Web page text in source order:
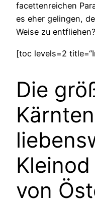
facettenreichen
es eher gelingen,
Weise zu entfliehen?
[toc levels=2
Die
von